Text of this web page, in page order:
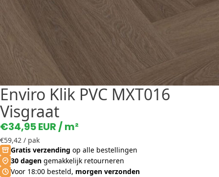
Enviro Klik PVC MXT016
Visgraat
€34,95 EUR / m²
€59,42 / pak
Gratis verzending op alle bestellingen
30 dagen gemakkelijk retourneren
Voor 18:00 besteld, morgen verzonden